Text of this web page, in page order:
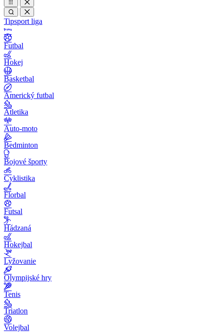
Tipsport liga
Futbal
Hokej
Basketbal
Americký futbal
Atletika
Auto-moto
Bedminton
Bojové športy
Cyklistika
Florbal
Futsal
Hádzaná
Hokejbal
Lyžovanie
Olympijské hry
Tenis
Triatlon
Volejbal